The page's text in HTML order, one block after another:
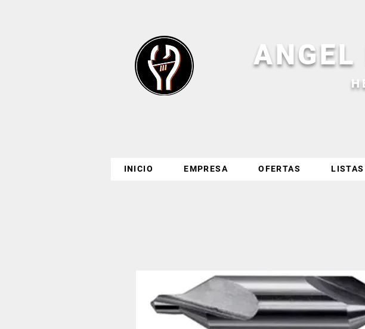
ANGEL
INICIO EMPRESA OFERTAS LISTAS